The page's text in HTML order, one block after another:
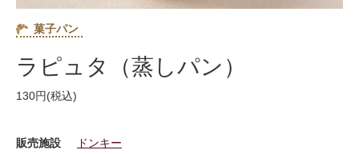
菓子パン
ラピュタ（蒸しパン）
130円(税込)
販売施設 ドンキー